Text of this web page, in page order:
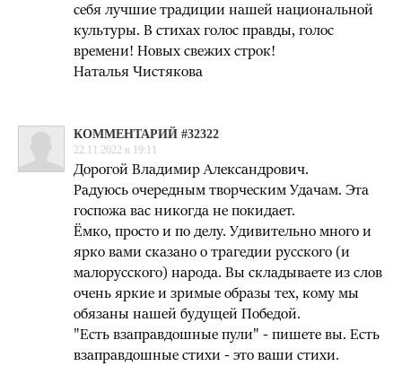
себя лучшие традиции нашей национальной
культуры. В стихах голос правды, голос
времени! Новых свежих строк!
Наталья Чистякова
КОММЕНТАРИЙ #32322
22.11.2022 в 19:11
Дорогой Владимир Александрович.
Радуюсь очередным творческим Удачам. Эта
госпожа вас никогда не покидает.
Ёмко, просто и по делу. Удивительно много и
ярко вами сказано о трагедии русского (и
малорусского) народа. Вы складываете из слов
очень яркие и зримые образы тех, кому мы
обязаны нашей будущей Победой.
"Есть взаправдошные пули" - пишете вы. Есть
взаправдошные стихи - это ваши стихи.